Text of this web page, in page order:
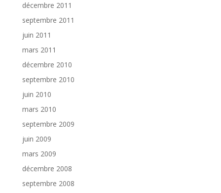
décembre 2011
septembre 2011
juin 2011
mars 2011
décembre 2010
septembre 2010
juin 2010
mars 2010
septembre 2009
juin 2009
mars 2009
décembre 2008
septembre 2008